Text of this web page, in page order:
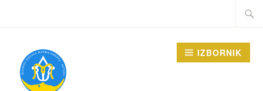
Traži:
IZBORNIK